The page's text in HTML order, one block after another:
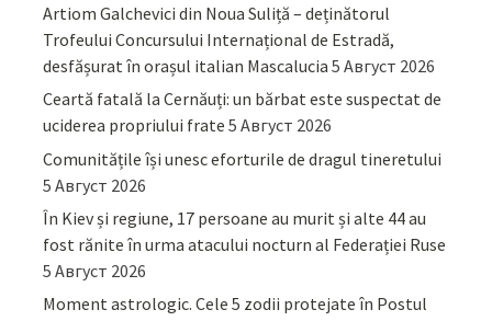
Artiom Galchevici din Noua Suliță – deținătorul
Trofeului Concursului Internațional de Estradă,
desfășurat în orașul italian Mascalucia 5 Август 2026
Ceartă fatală la Cernăuți: un bărbat este suspectat de
uciderea propriului frate 5 Август 2026
Comunitățile își unesc eforturile de dragul tineretului
5 Август 2026
În Kiev și regiune, 17 persoane au murit și alte 44 au
fost rănite în urma atacului nocturn al Federației Ruse
5 Август 2026
Moment astrologic. Cele 5 zodii protejate în Postul